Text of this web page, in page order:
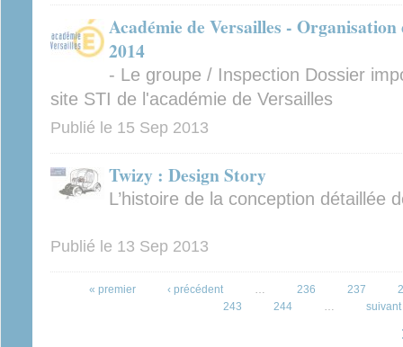
Académie de Versailles -
2014
- Le groupe / Inspection Dossier
site STI de l'académie de Versailles
Publié le 15 Sep 2013
Twizy : Design Story
L’histoire de la conception détaillée
Publié le 13 Sep 2013
« premier ‹ précédent … 236 237
243
244 … suivant